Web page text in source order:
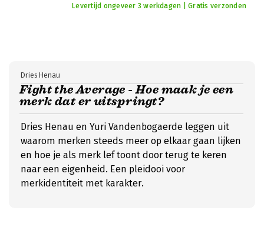
Levertijd ongeveer 3 werkdagen | Gratis verzonden
Fight the Average - Hoe maak je een
merk dat er uitspringt?
Dries Henau
Dries Henau en Yuri Vandenbogaerde leggen uit
waarom merken steeds meer op elkaar gaan lijken
en hoe je als merk lef toont door terug te keren
naar een eigenheid. Een pleidooi voor
merkidentiteit met karakter.